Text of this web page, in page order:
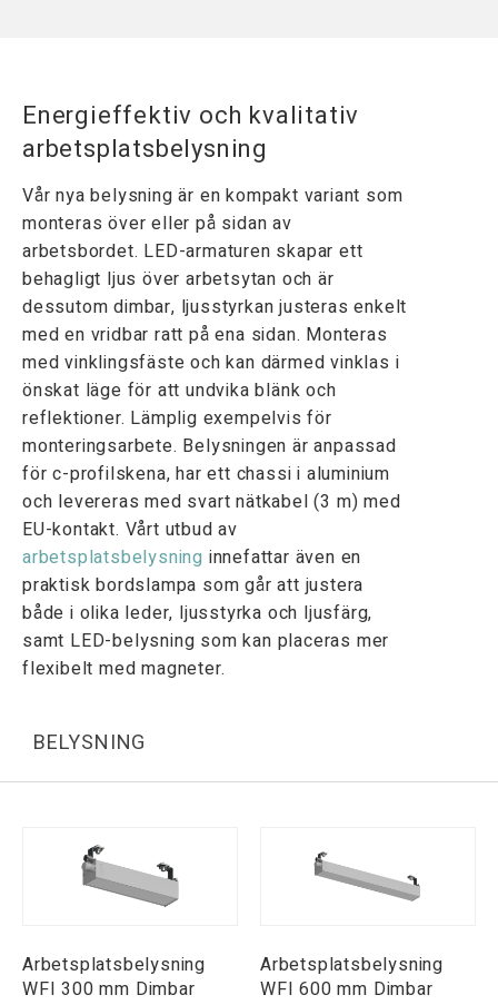
Energieffektiv och kvalitativ
arbetsplatsbelysning
Vår nya belysning är en kompakt variant som
monteras över eller på sidan av
arbetsbordet. LED-armaturen skapar ett
behagligt ljus över arbetsytan och är
dessutom dimbar, ljusstyrkan justeras enkelt
med en vridbar ratt på ena sidan. Monteras
med vinklingsfäste och kan därmed vinklas i
önskat läge för att undvika blänk och
reflektioner. Lämplig exempelvis för
monteringsarbete. Belysningen är anpassad
för c-profilskena, har ett chassi i aluminium
och levereras med svart nätkabel (3 m) med
EU-kontakt. Vårt utbud av
arbetsplatsbelysning innefattar även en
praktisk bordslampa som går att justera
både i olika leder, ljusstyrka och ljusfärg,
samt LED-belysning som kan placeras mer
flexibelt med magneter.
BELYSNING
Arbetsplatsbelysning
WFI 300 mm Dimbar
Arbetsplatsbelysning
WFI 600 mm Dimbar